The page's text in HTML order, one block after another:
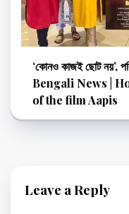
‘কোনও কাজই ছোট নয়’,
Bengali News |
of the film Aapis
Leave a Reply